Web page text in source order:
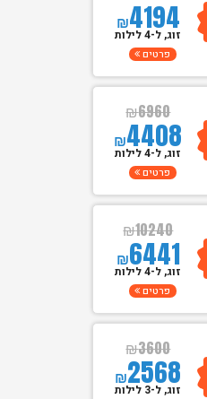
₪4194
זוג, ל-4 לילות
פרטים
₪6960
₪4408
זוג, ל-4 לילות
פרטים
₪10240
₪6441
זוג, ל-4 לילות
פרטים
₪3600
₪2568
זוג, ל-3 לילות